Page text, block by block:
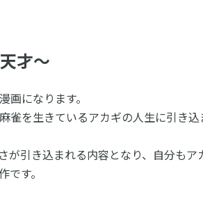
才～
になります。
雀を生きているアカギの人生に引き込
が引き込まれる内容となり、自分もア
す。